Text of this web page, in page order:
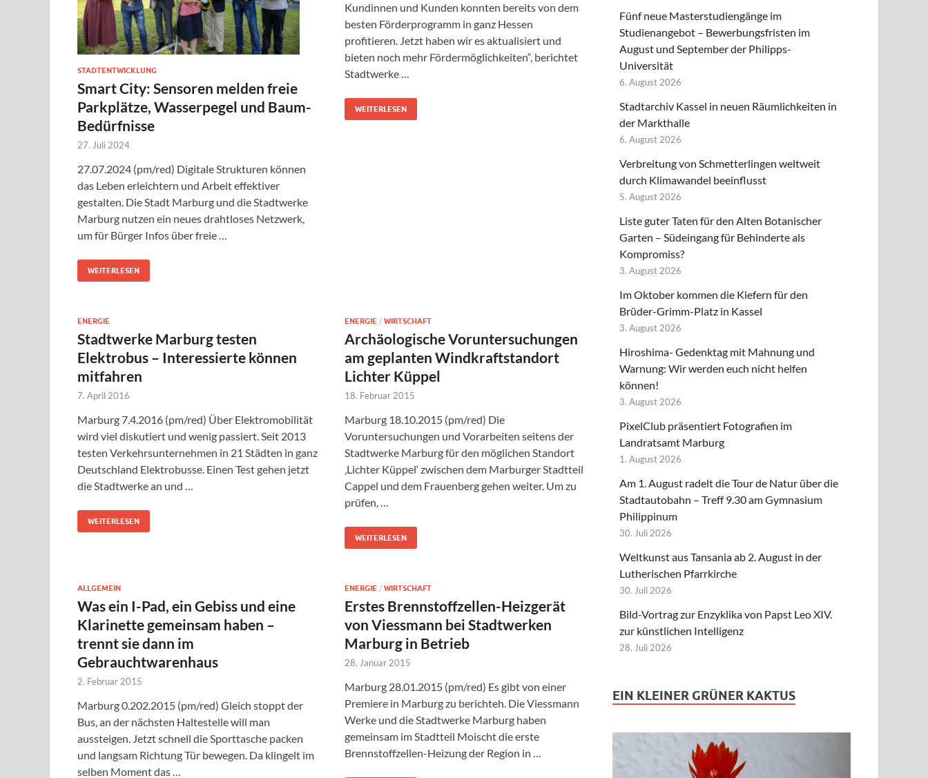
STADTENTWICKLUNG
Smart City: Sensoren melden freie
Parkplätze, Wasserpegel und Baum-
Bedürfnisse
27. Juli 2024
27.07.2024 (pm/red) Digitale Strukturen können
das Leben erleichtern und Arbeit effektiver
gestalten. Die Stadt Marburg und die Stadtwerke
Marburg nutzen ein neues drahtloses Netzwerk,
um für Bürger Infos über freie …
WEITERLESEN
Kundinnen und Kunden konnten bereits von dem
besten Förderprogramm in ganz Hessen
profitieren. Jetzt haben wir es aktualisiert und
bieten noch mehr Fördermöglichkeiten“, berichtet
Stadtwerke …
WEITERLESEN
ENERGIE
Stadtwerke Marburg testen
Elektrobus – Interessierte können
mitfahren
7. April 2016
Marburg 7.4.2016 (pm/red) Über Elektromobilität
wird viel diskutiert und wenig passiert. Seit 2013
testen Verkehrsunternehmen in 21 Städten in ganz
Deutschland Elektrobusse. Einen Test gehen jetzt
die Stadtwerke an und …
WEITERLESEN
ENERGIE / WIRTSCHAFT
Archäologische Voruntersuchungen
am geplanten Windkraftstandort
Lichter Küppel
18. Februar 2015
Marburg 18.10.2015 (pm/red) Die
Voruntersuchungen und Vorarbeiten seitens der
Stadtwerke Marburg für den möglichen Standort
‚Lichter Küppel‘ zwischen dem Marburger Stadtteil
Cappel und dem Frauenberg gehen weiter. Um zu
prüfen, …
WEITERLESEN
ALLGEMEIN
Was ein I-Pad, ein Gebiss und eine
Klarinette gemeinsam haben –
trennt sie dann im
Gebrauchtwarenhaus
2. Februar 2015
Marburg 0.202.2015 (pm/red) Gleich stoppt der
Bus, an der nächsten Haltestelle will man
aussteigen. Jetzt schnell die Sporttasche packen
und langsam Richtung Tür bewegen. Da klingelt im
selben Moment das …
ENERGIE / WIRTSCHAFT
Erstes Brennstoffzellen-Heizgerät
von Viessmann bei Stadtwerken
Marburg in Betrieb
28. Januar 2015
Marburg 28.01.2015 (pm/red) Es gibt von einer
Premiere in Marburg zu berichteh. Die Viessmann
Werke und die Stadtwerke Marburg haben
gemeinsam im Stadtteil Moischt die erste
Brennstoffzellen-Heizung der Region in …
Fünf neue Masterstudiengänge im
Studienangebot – Bewerbungsfristen im
August und September der Philipps-
Universität
6. August 2026
Stadtarchiv Kassel in neuen Räumlichkeiten in
der Markthalle
6. August 2026
Verbreitung von Schmetterlingen weltweit
durch Klimawandel beeinflusst
5. August 2026
Liste guter Taten für den Alten Botanischer
Garten – Südeingang für Behinderte als
Kompromiss?
3. August 2026
Im Oktober kommen die Kiefern für den
Brüder-Grimm-Platz in Kassel
3. August 2026
Hiroshima- Gedenktag mit Mahnung und
Warnung: Wir werden euch nicht helfen
können!
3. August 2026
PixelClub präsentiert Fotografien im
Landratsamt Marburg
1. August 2026
Am 1. August radelt die Tour de Natur über die
Stadtautobahn – Treff 9.30 am Gymnasium
Philippinum
30. Juli 2026
Weltkunst aus Tansania ab 2. August in der
Lutherischen Pfarrkirche
30. Juli 2026
Bild-Vortrag zur Enzyklika von Papst Leo XIV.
zur künstlichen Intelligenz
28. Juli 2026
EIN KLEINER GRÜNER KAKTUS